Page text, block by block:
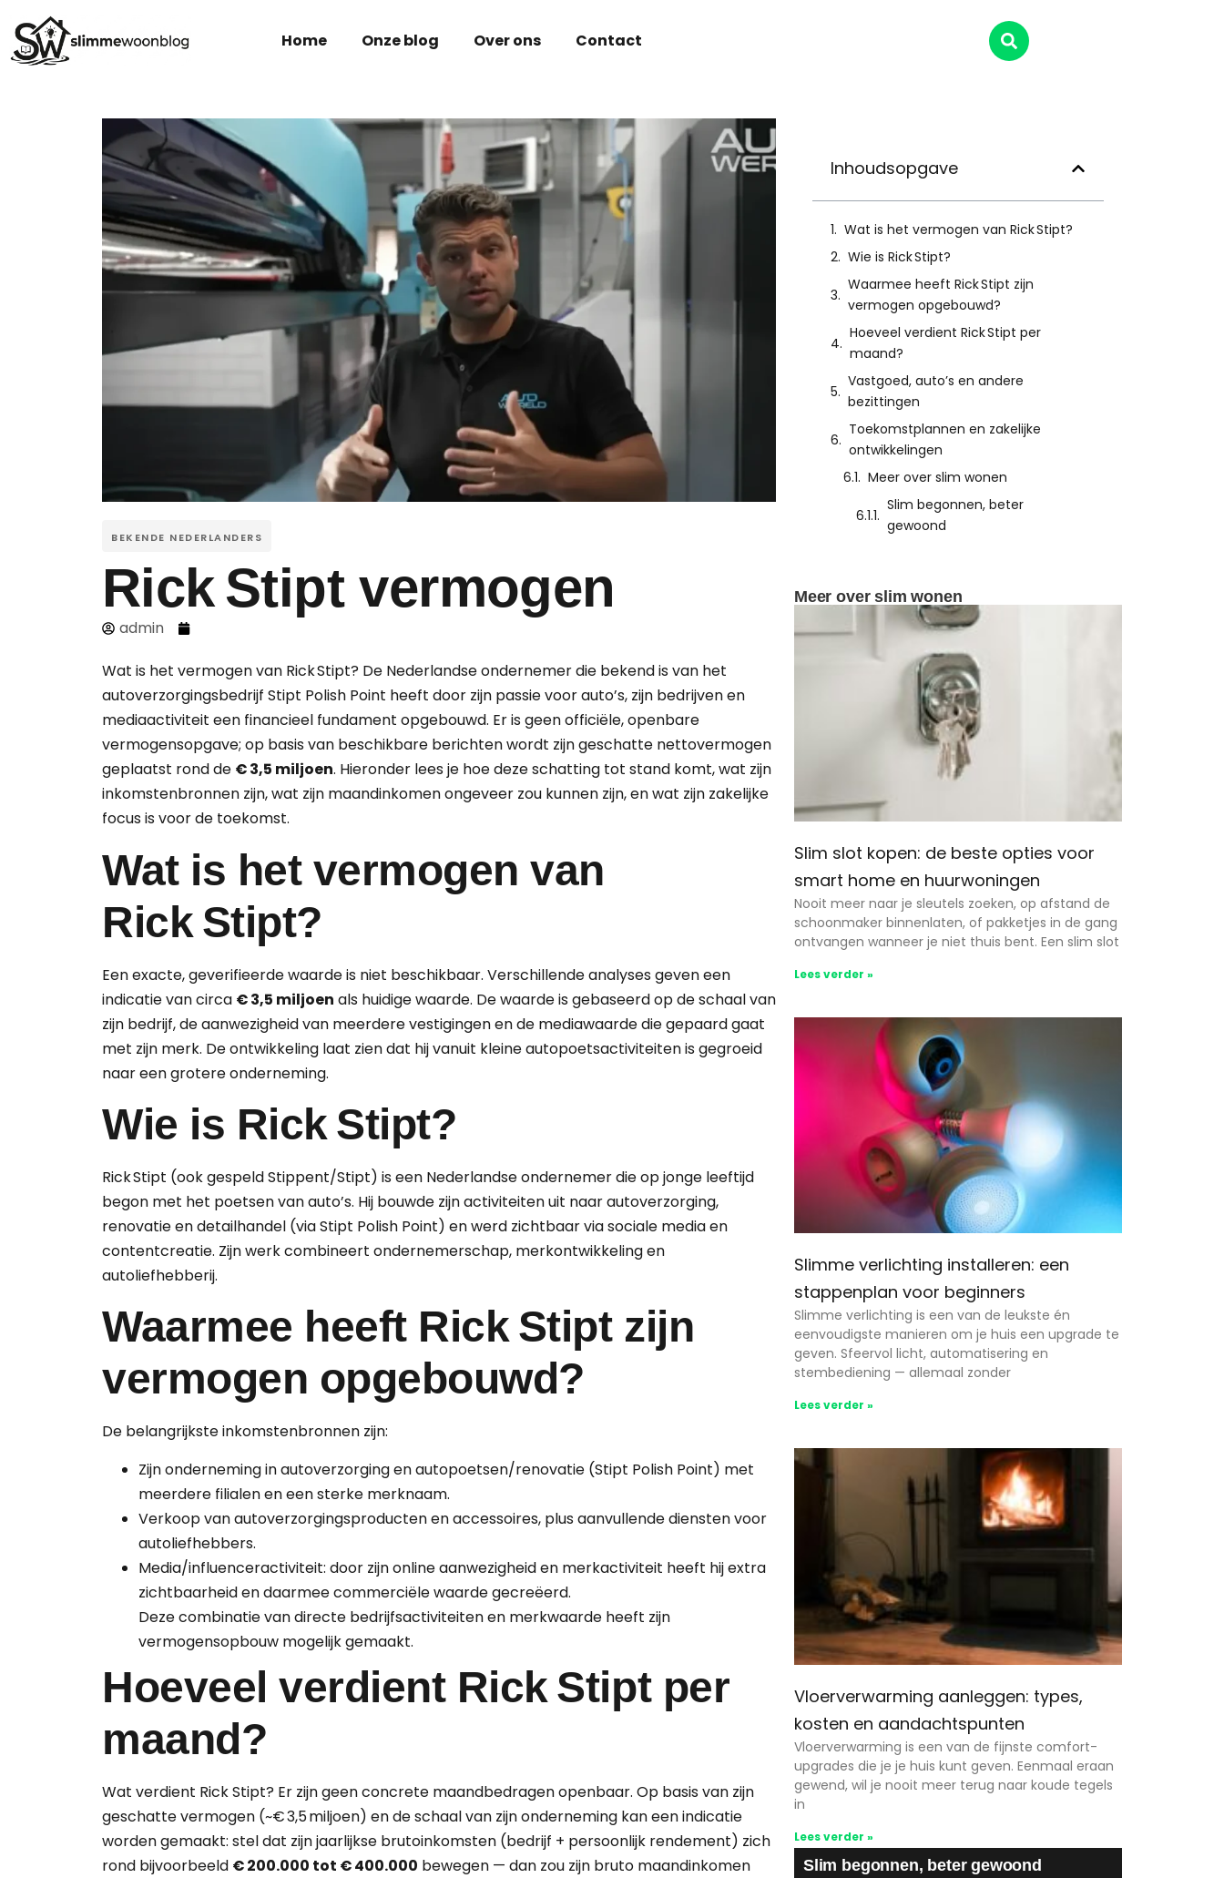
Home Onze blog Over ons Contact
BEKENDE NEDERLANDERS
Rick Stipt vermogen
admin
Wat is het vermogen van Rick Stipt? De Nederlandse ondernemer die bekend is van het
autoverzorgingsbedrijf Stipt Polish Point heeft door zijn passie voor auto’s, zijn bedrijven en
mediaactiviteit een financieel fundament opgebouwd. Er is geen officiële, openbare
vermogensopgave; op basis van beschikbare berichten wordt zijn geschatte netto­vermogen
geplaatst rond de € 3,5 miljoen. Hieronder lees je hoe deze schatting tot stand komt, wat zijn
inkomstenbronnen zijn, wat zijn maandinkomen ongeveer zou kunnen zijn, en wat zijn zakelijke
focus is voor de toekomst.
Wat is het vermogen van
Rick Stipt?
Een exacte, geverifieerde waarde is niet beschikbaar. Verschillende analyses geven een
indicatie van circa € 3,5 miljoen als huidige waarde. De waarde is gebaseerd op de schaal van
zijn bedrijf, de aanwezigheid van meerdere vestigingen en de media­waarde die gepaard gaat
met zijn merk. De ontwikkeling laat zien dat hij vanuit kleine autopoets­activiteiten is gegroeid
naar een grotere onderneming.
Wie is Rick Stipt?
Rick Stipt (ook gespeld Stippent/Stipt) is een Nederlandse ondernemer die op jonge leeftijd
begon met het poetsen van auto’s. Hij bouwde zijn activiteiten uit naar autoverzorging,
renovatie en detailhandel (via Stipt Polish Point) en werd zichtbaar via sociale media en
content­creatie. Zijn werk combineert ondernemerschap, merk­ontwikkeling en
autoliefhebberij.
Waarmee heeft Rick Stipt zijn
vermogen opgebouwd?
De belangrijkste inkomstenbronnen zijn:
Zijn onderneming in autoverzorging en autopoetsen/renovatie (Stipt Polish Point) met
meerdere filialen en een sterke merknaam.
Verkoop van autoverzorgingsproducten en accessoires, plus aanvullende diensten voor
autoliefhebbers.
Media­/influenceractiviteit: door zijn online aanwezigheid en merk­activiteit heeft hij extra
zichtbaarheid en daarmee commerciële waarde gecreëerd.
Deze combinatie van directe bedrijfsactiviteiten en merk­waarde heeft zijn
vermogensopbouw mogelijk gemaakt.
Hoeveel verdient Rick Stipt per
maand?
Wat verdient Rick Stipt? Er zijn geen concrete maandbedragen openbaar. Op basis van zijn
geschatte vermogen (~€ 3,5 miljoen) en de schaal van zijn onderneming kan een indicatie
worden gemaakt: stel dat zijn jaarlijkse bruto­inkomsten (bedrijf + persoonlijk rendement) zich
rond bijvoorbeeld € 200.000 tot € 400.000 bewegen — dan zou zijn bruto maandinkomen
Inhoudsopgave
Wat is het vermogen van Rick Stipt?
Wie is Rick Stipt?
Waarmee heeft Rick Stipt zijn
vermogen opgebouwd?
Hoeveel verdient Rick Stipt per
maand?
Vastgoed, auto’s en andere
bezittingen
Toekomstplannen en zakelijke
ontwikkelingen
Meer over slim wonen
Slim begonnen, beter
gewoond
Meer over slim wonen
Slim slot kopen: de beste opties voor
smart home en huurwoningen
Nooit meer naar je sleutels zoeken, op afstand de
schoonmaker binnenlaten, of pakketjes in de gang
ontvangen wanneer je niet thuis bent. Een slim slot
Lees verder »
Slimme verlichting installeren: een
stappenplan voor beginners
Slimme verlichting is een van de leukste én
eenvoudigste manieren om je huis een upgrade te
geven. Sfeervol licht, automatisering en
stembediening — allemaal zonder
Lees verder »
Vloerverwarming aanleggen: types,
kosten en aandachtspunten
Vloerverwarming is een van de fijnste comfort-
upgrades die je je huis kunt geven. Eenmaal eraan
gewend, wil je nooit meer terug naar koude tegels
in
Lees verder »
Slim begonnen, beter gewoond